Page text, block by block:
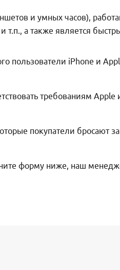
и умных часов),
т.п., а также является
iPhone и
требованиям Apple
покупатели бросают
форму ниже, наш